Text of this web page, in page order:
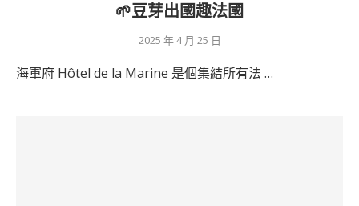
🌱豆芽出國趣法國
2025 年 4 月 25 日
海軍府 Hôtel de la Marine 是個集結所有法 …